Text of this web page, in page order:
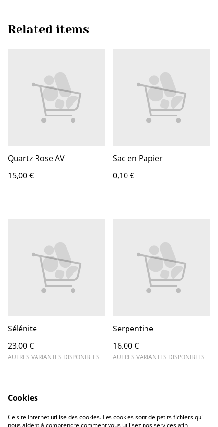
Related items
Quartz Rose AV
15,00 €
Sac en Papier
0,10 €
Sélénite
23,00 €
AUTRES VARIANTES DISPONIBLES
Serpentine
16,00 €
AUTRES VARIANTES DISPONIBLES
Cookies
Ce site Internet utilise des cookies. Les cookies sont de petits fichiers qui
nous aident à comprendre comment vous utilisez nos services afin